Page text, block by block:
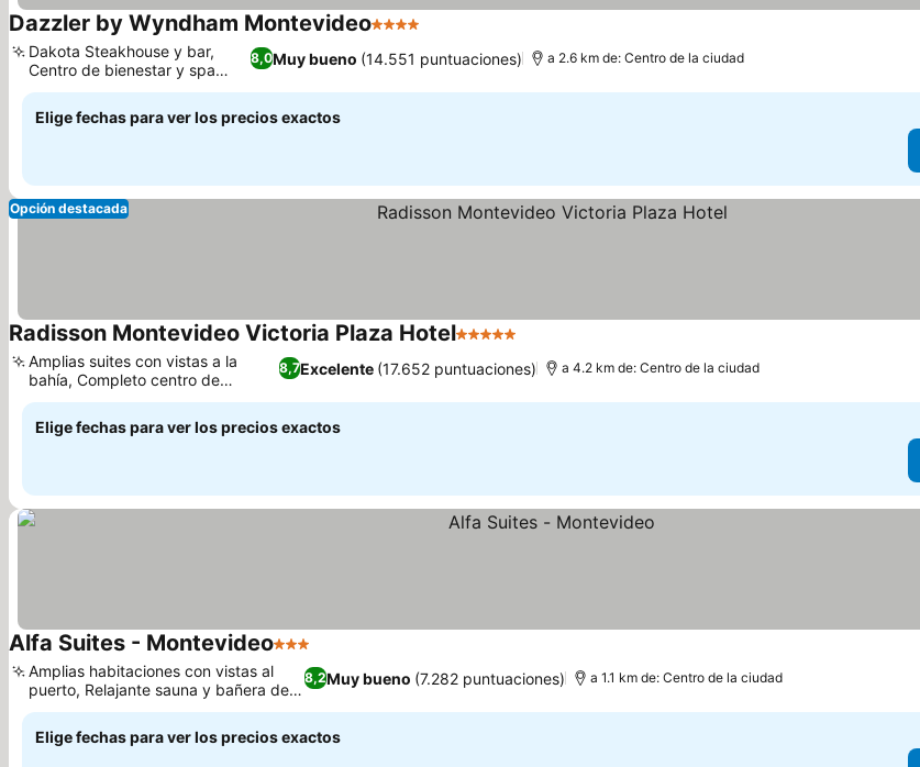
Dazzler by Wyndham Montevideo4 Estrellas
8,0Muy bueno (14.551 puntuaciones)
Dakota Steakhouse y bar,
Centro de bienestar y spa
completo
a 2.6 km de: Centro de la ciudad
Elige fechas para ver los precios exactos
Opción destacada
Radisson Montevideo Victoria Plaza Hotel5 Estrellas
8,7Excelente (17.652 puntuaciones)
Amplias suites con vistas a la
bahía, Completo centro de
bienestar y spa
a 4.2 km de: Centro de la ciudad
Elige fechas para ver los precios exactos
Alfa Suites - Montevideo3 Estrellas
8,2Muy bueno (7.282 puntuaciones)
Amplias habitaciones con vistas al
puerto, Relajante sauna y bañera de
hidromasaje
a 1.1 km de: Centro de la ciudad
Elige fechas para ver los precios exactos